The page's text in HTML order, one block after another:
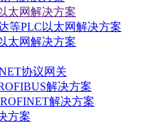
太网解决方案
等PLC以太网解决方案
太网解决方案
协议网关
解决方案
解决方案
方案